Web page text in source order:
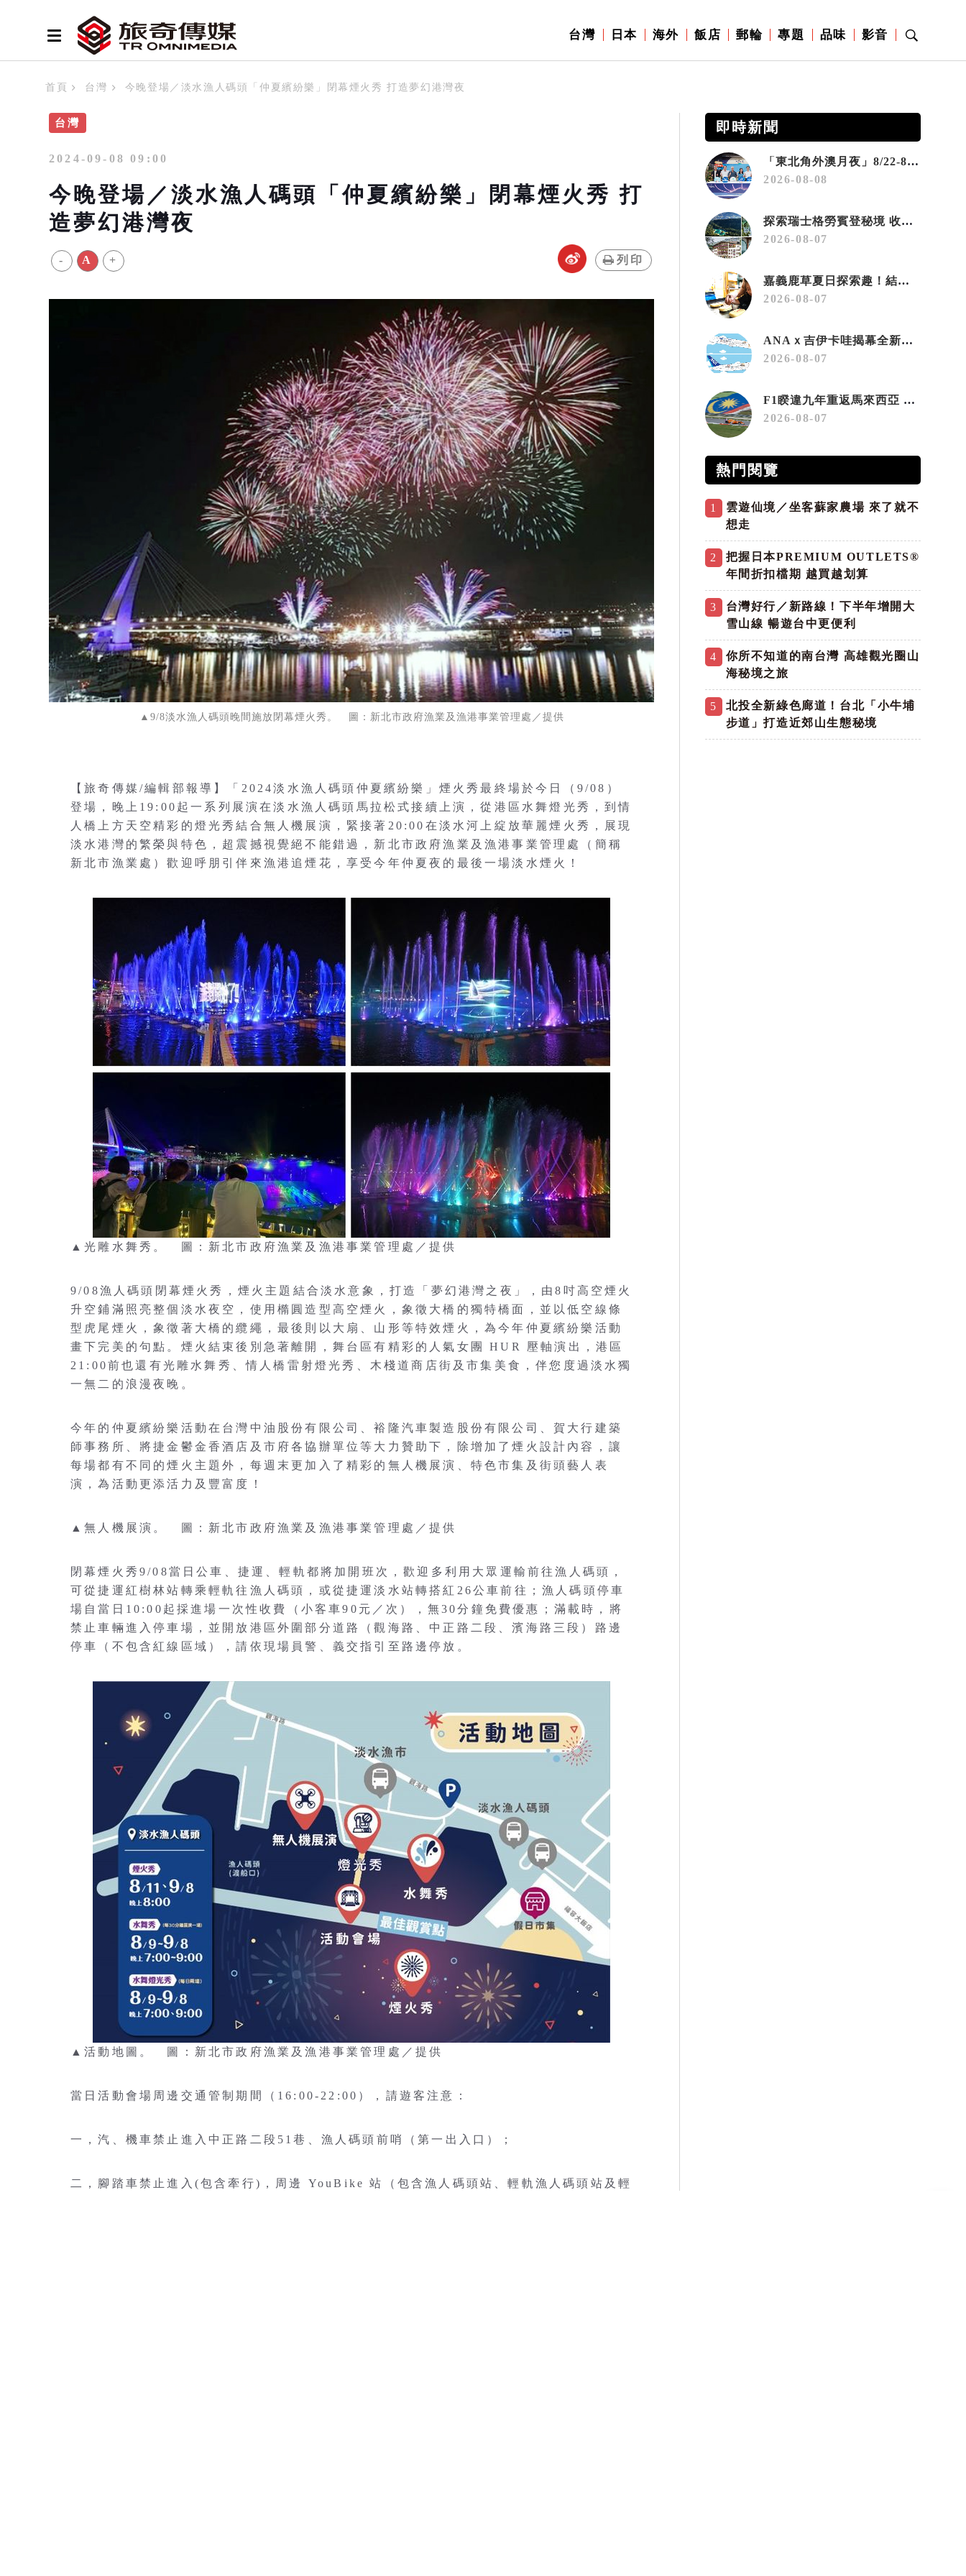
台灣 日本 海外 飯店 郵輪 專題 品味 影音
首頁 台灣 今晚登場／淡水漁人碼頭「仲夏繽紛樂」閉幕煙火秀 打造夢幻港灣夜
台灣
2024-09-08 09:00
今晚登場／淡水漁人碼頭「仲夏繽紛樂」閉幕煙火秀 打
造夢幻港灣夜
- A + 列印
▲9/8淡水漁人碼頭晚間施放閉幕煙火秀。 圖：新北市政府漁業及漁港事業管理處／提供
【旅奇傳媒/編輯部報導】「2024淡水漁人碼頭仲夏繽紛樂」煙火秀最終場於今日（9/08）
登場，晚上19:00起一系列展演在淡水漁人碼頭馬拉松式接續上演，從港區水舞燈光秀，到情
人橋上方天空精彩的燈光秀結合無人機展演，緊接著20:00在淡水河上綻放華麗煙火秀，展現
淡水港灣的繁榮與特色，超震撼視覺絕不能錯過，新北市政府漁業及漁港事業管理處（簡稱
新北市漁業處）歡迎呼朋引伴來漁港追煙花，享受今年仲夏夜的最後一場淡水煙火！
▲光雕水舞秀。 圖：新北市政府漁業及漁港事業管理處／提供
9/08漁人碼頭閉幕煙火秀，煙火主題結合淡水意象，打造「夢幻港灣之夜」，由8吋高空煙火
升空鋪滿照亮整個淡水夜空，使用橢圓造型高空煙火，象徵大橋的獨特橋面，並以低空線條
型虎尾煙火，象徵著大橋的纜繩，最後則以大扇、山形等特效煙火，為今年仲夏繽紛樂活動
畫下完美的句點。煙火結束後別急著離開，舞台區有精彩的人氣女團 HUR 壓軸演出，港區
21:00前也還有光雕水舞秀、情人橋雷射燈光秀、木棧道商店街及市集美食，伴您度過淡水獨
一無二的浪漫夜晚。
今年的仲夏繽紛樂活動在台灣中油股份有限公司、裕隆汽車製造股份有限公司、賀大行建築
師事務所、將捷金鬱金香酒店及市府各協辦單位等大力贊助下，除增加了煙火設計內容，讓
每場都有不同的煙火主題外，每週末更加入了精彩的無人機展演、特色市集及街頭藝人表
演，為活動更添活力及豐富度！
▲無人機展演。 圖：新北市政府漁業及漁港事業管理處／提供
閉幕煙火秀9/08當日公車、捷運、輕軌都將加開班次，歡迎多利用大眾運輸前往漁人碼頭，
可從捷運紅樹林站轉乘輕軌往漁人碼頭，或從捷運淡水站轉搭紅26公車前往；漁人碼頭停車
場自當日10:00起採進場一次性收費（小客車90元／次），無30分鐘免費優惠；滿載時，將
禁止車輛進入停車場，並開放港區外圍部分道路（觀海路、中正路二段、濱海路三段）路邊
停車（不包含紅線區域），請依現場員警、義交指引至路邊停放。
▲活動地圖。 圖：新北市政府漁業及漁港事業管理處／提供
當日活動會場周邊交通管制期間（16:00-22:00），請遊客注意：
一，汽、機車禁止進入中正路二段51巷、漁人碼頭前哨（第一出入口）；
二，腳踏車禁止進入(包含牽行)，周邊 YouBike 站（包含漁人碼頭站、輕軌漁人碼頭站及輕
即時新聞
「東北角外澳月夜」8/22-8/23浪漫登場 串聯五漁村、音樂、市集、火舞與慢旅共度夏夜
2026-08-08
探索瑞士格勞賓登秘境 收藏六種阿爾卑斯夏日療癒之旅
2026-08-07
嘉義鹿草夏日探索趣！結合科學、農場與自然的親子小旅行
2026-08-07
ANAｘ吉伊卡哇揭幕全新彩繪機「Chiikawa JET」
2026-08-07
F1睽違九年重返馬來西亞 三大國際賽事打造10月運動旅遊熱潮 賽車、自行車、路跑同週登場
2026-08-07
熱門閱覽
1
雲遊仙境／坐客蘇家農場 來了就不
想走
2
把握日本PREMIUM OUTLETS®
年間折扣檔期 越買越划算
3
台灣好行／新路線！下半年增開大
雪山線 暢遊台中更便利
4
你所不知道的南台灣 高雄觀光圈山
海秘境之旅
5
北投全新綠色廊道！台北「小牛埔
步道」打造近郊山生態秘境